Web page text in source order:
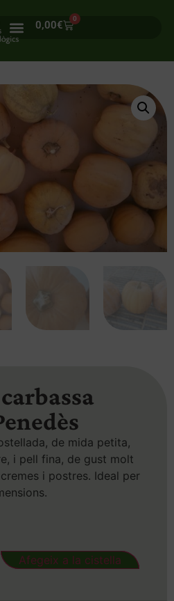
0,00€
0
de mida petita,
i pell fina, de gust molt
i postres. Ideal per
Afegeix a la cistella